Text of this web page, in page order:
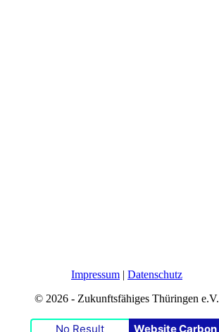
Impressum | Datenschutz
© 2026 - Zukunftsfähiges Thüringen e.V.
No Result Website Carbon